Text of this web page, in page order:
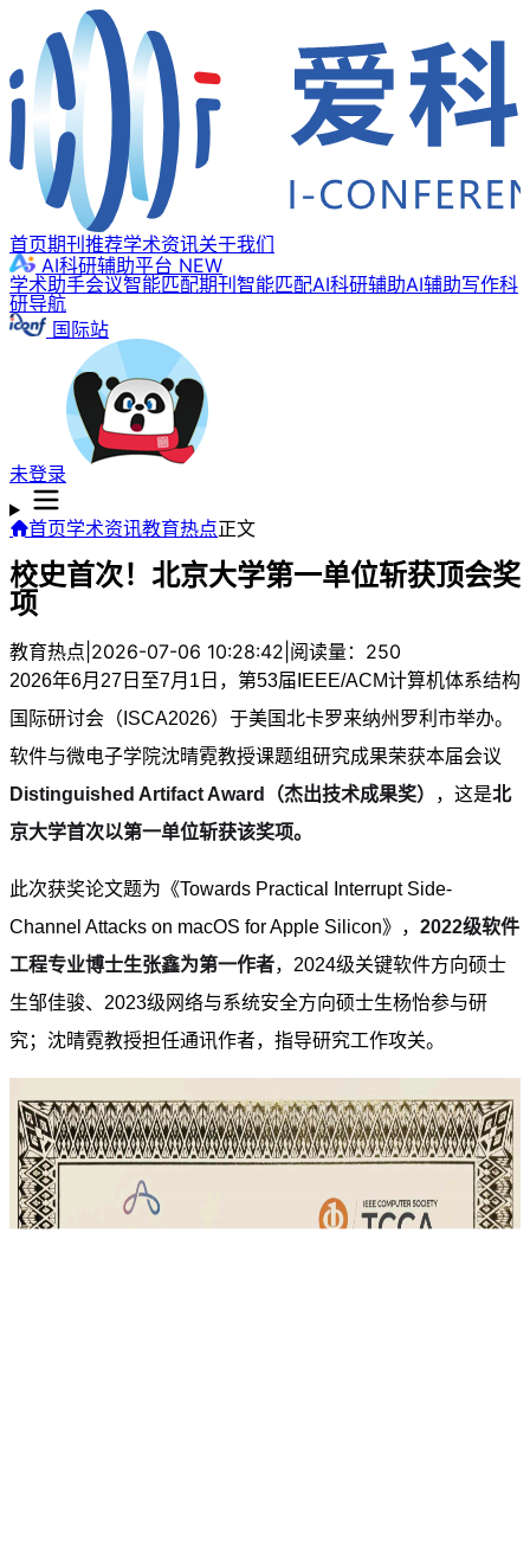
首页期刊推荐学术资讯关于我们
AI科研辅助平台 NEW
学术助手会议智能匹配期刊智能匹配AI科研辅助AI辅助写作科
研导航
国际站
未登录
首页学术资讯教育热点正文
校史首次！北京大学第一单位斩获顶会奖
项
教育热点 2026-07-06 10:28:42 阅读量：250
2026年6月27日至7月1日，第53届IEEE/ACM计算机体系结构
国际研讨会（ISCA2026）于美国北卡罗来纳州罗利市举办。
软件与微电子学院沈晴霓教授课题组研究成果荣获本届会议
Distinguished Artifact Award（杰出技术成果奖）
，这是北
京大学首次以第一单位斩获该奖项。
此次获奖论文题为《Towards Practical Interrupt Side-
Channel Attacks on macOS for Apple Silicon》， 2022级软件
工程专业博士生张鑫为第一作者，2024级关键软件方向硕士
生邹佳骏、2023级网络与系统安全方向硕士生杨怡参与研
究；沈晴霓教授担任通讯作者，指导研究工作攻关。